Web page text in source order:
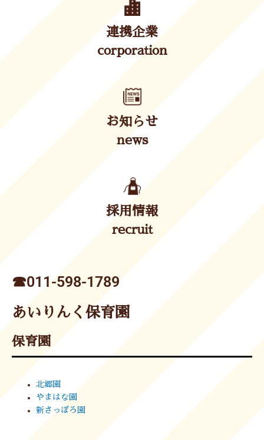
連携企業
corporation
お知らせ
news
採用情報
recruit
☎︎011-598-1789
あいりんく保育園
保育園
北郷園
やまはな園
新さっぽろ園